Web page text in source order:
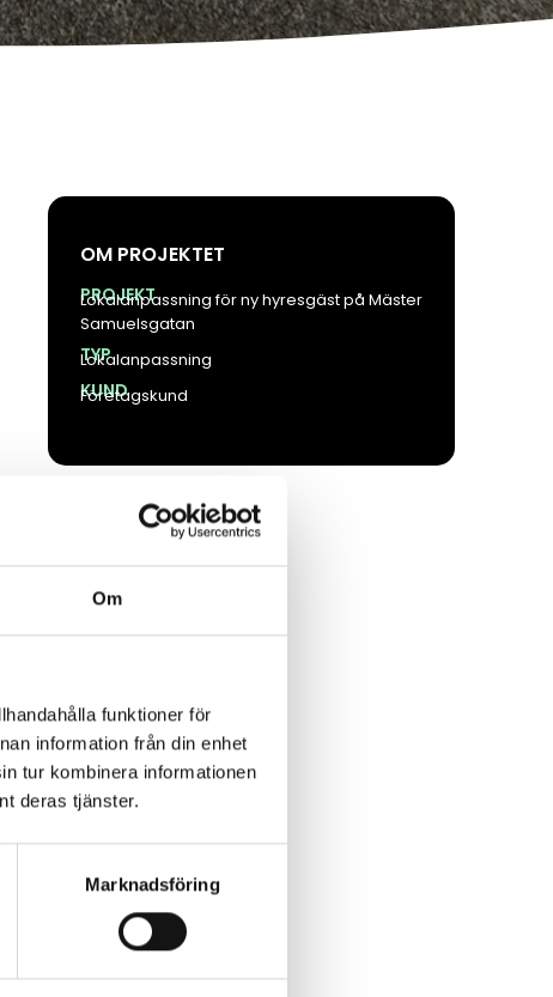
Om
funktioner för
information från din enhet
tur kombinera informationen
deras tjänster.
Marknadsföring
OM PROJEKTET
PROJEKT
Lokalanpassning för ny hyresgäst på Mäster
Samuelsgatan
TYP
Lokalanpassning
KUND
Företagskund